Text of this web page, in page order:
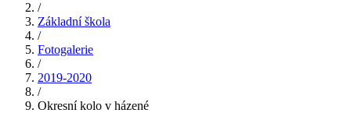
/
Základní škola
/
Fotogalerie
/
2019-2020
/
Okresní kolo v házené